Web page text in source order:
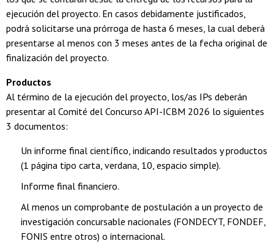
ejecución del proyecto. En casos debidamente justificados,
podrá solicitarse una prórroga de hasta 6 meses, la cual deberá
presentarse al menos con 3 meses antes de la fecha original de
finalización del proyecto.
Productos
Al término de la ejecución del proyecto, los/as IPs deberán
presentar al Comité del Concurso API-ICBM 2026 lo siguientes
3 documentos:
Un informe final científico, indicando resultados y productos
(1 página tipo carta, verdana, 10, espacio simple).
Informe final financiero.
Al menos un comprobante de postulación a un proyecto de
investigación concursable nacionales (FONDECYT, FONDEF,
FONIS entre otros) o internacional.